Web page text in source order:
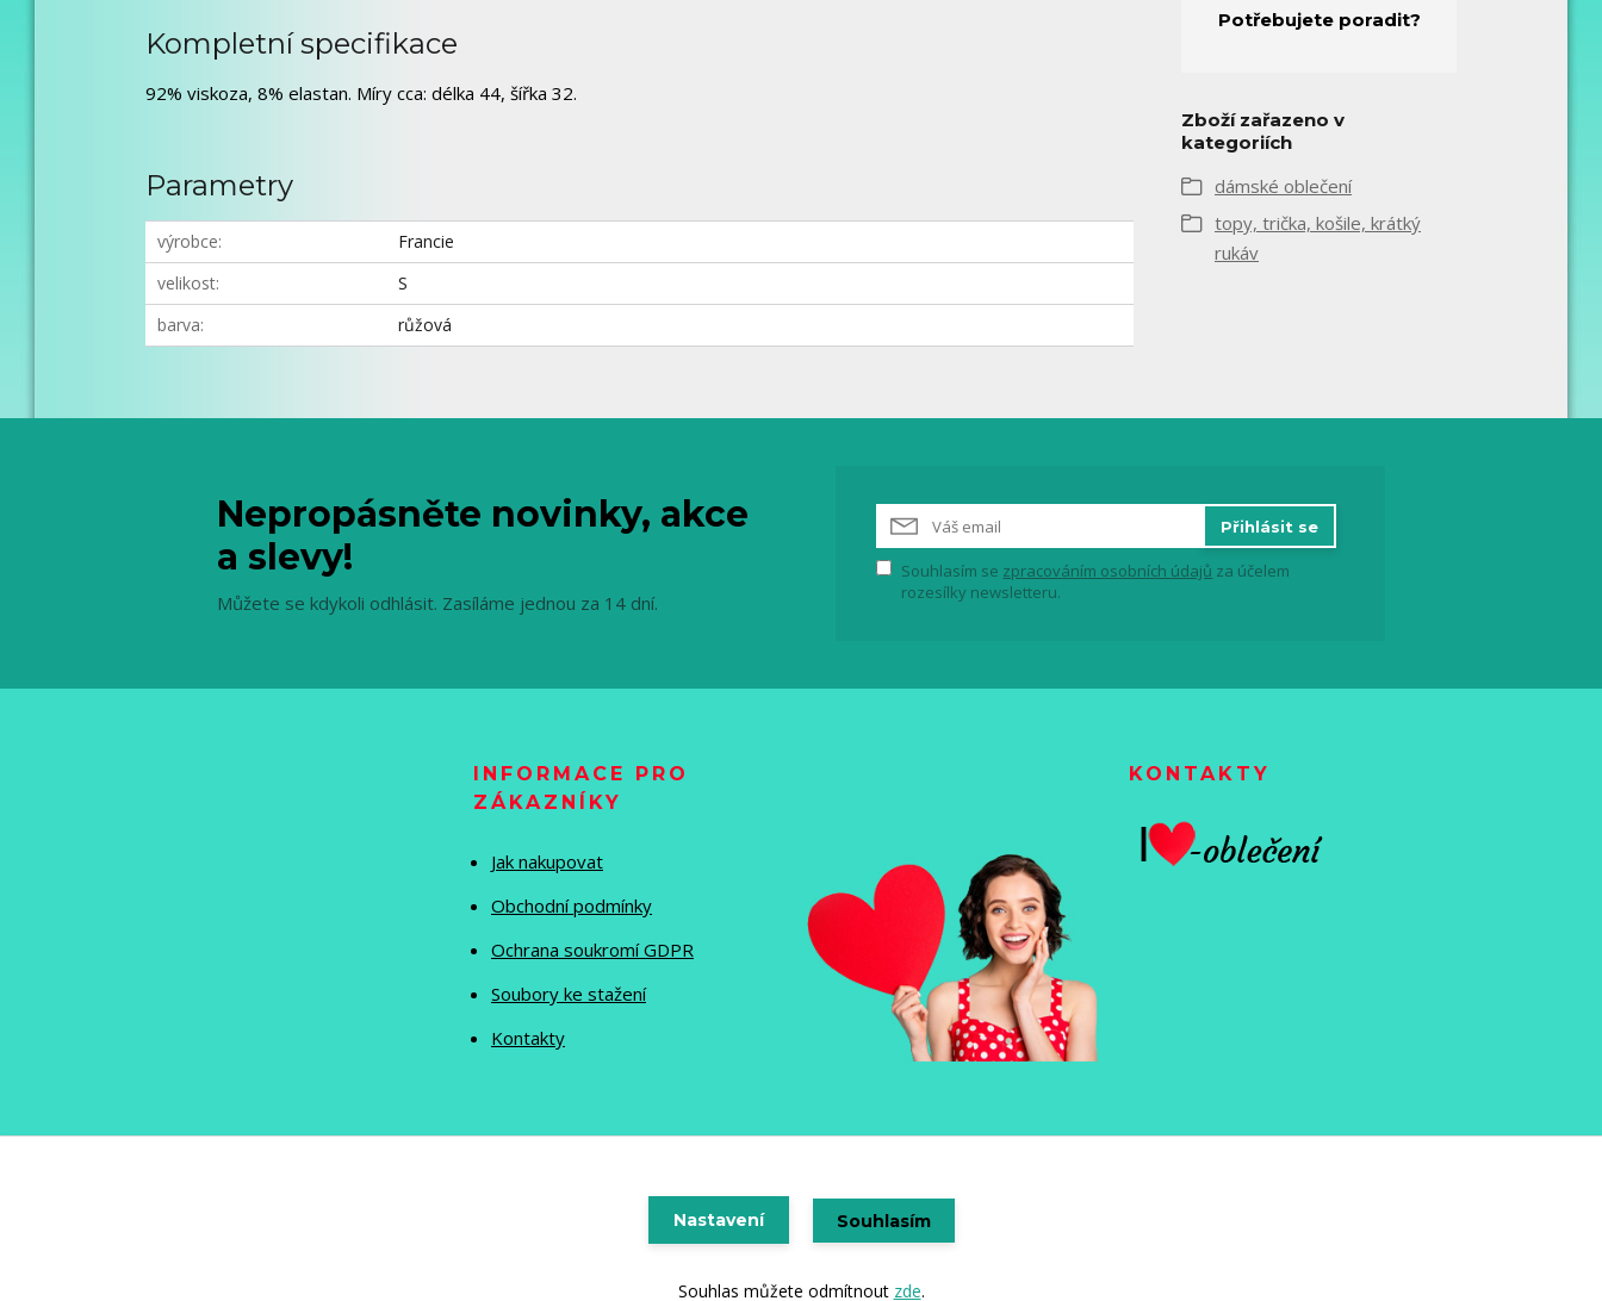
Kompletní specifikace
92% viskoza, 8% elastan. Míry cca: délka 44, šířka 32.
Parametry
výrobce
Francie
velikost
S
barva
růžová
Potřebujete poradit?
Zboží zařazeno v
kategoriích
dámské oblečení
topy, trička, košile, krátký
rukáv
Nepropásněte novinky, akce
a slevy!
Můžete se kdykoli odhlásit. Zasíláme jednou za 14 dní.
Přihlásit se
Souhlasím se zpracováním osobních údajů za účelem
rozesílky newsletteru.
INFORMACE PRO
ZÁKAZNÍKY
Jak nakupovat
Obchodní podmínky
Ochrana soukromí GDPR
Soubory ke stažení
Kontakty
KONTAKTY
Vytvořeno na Eshop-rychle.cz
Nastavení Souhlasím
Souhlas můžete odmítnout zde.